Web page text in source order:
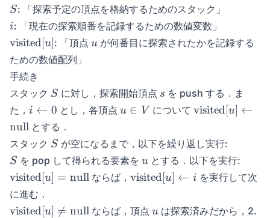
\gdef\svisited{\mathrm{visited}}
\gdef\visited#1{\svisited[{#1}]}
\gdef\null{\mathrm{null}}
S
S: 「探索予定の頂点を格納するためのスタック」
i
i: 「現在の探索順番を記録するための数値変数」
\visited{u}
visited[u]: 「頂点 u
u が何番目に探索されたかを記録する
ための数値配列」
手続き
スタック S
S に対し，探索開始頂点 s
s を push する．ま
た， i
\leftarrow
0
i ← 0 とし，各頂点 u
u ∈ V について \visited{u}
\null
visited[u] ←
null とする．
スタック S
S が空になるまで，以下を繰り返し実行:
S
S を pop して得られる要素をu
u とする．以下を実行:
\visited{u}
= \null
visited[u] = nullならば， \visited{u}
visited[u] ← i を実行して次
に進む．
\visited{u}
visited[u] 
= nullならば，頂点 u
uは探索済みだから，2.